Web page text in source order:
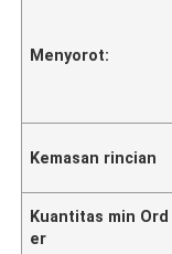
Menyorot:
Kemasan rincian
Kuantitas min Ord
er